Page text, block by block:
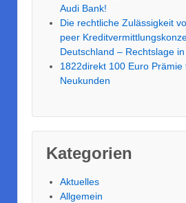
Audi Bank!
Die rechtliche Zulässigkeit
peer
Deutschland – Rechtslage
1822direkt 100 Euro Prämie
Neukunden
Kategorien
Aktuelles
Allgemein